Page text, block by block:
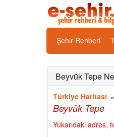
Şehir Rehberi
Beyvük Tepe
Türkiye Haritası »
Beyvük Tepe
Yukarıdaki adres,